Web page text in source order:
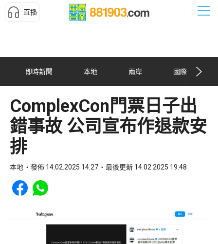
直播
即時新聞 本地 兩岸 國際
ComplexCon門票日子出
錯事故 公司宣布作退款安
排
本地 發佈 14.02.2025 14:27 最後更新 14.02.2025 19:48
Share to Facebook
Share to WhatsApp